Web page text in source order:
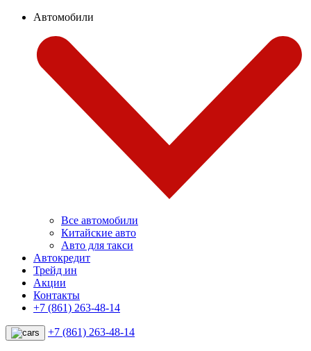
Автомобили
Все автомобили
Китайские авто
Авто для такси
Автокредит
Трейд ин
Акции
Контакты
+7 (861) 263-48-14
+7 (861) 263-48-14